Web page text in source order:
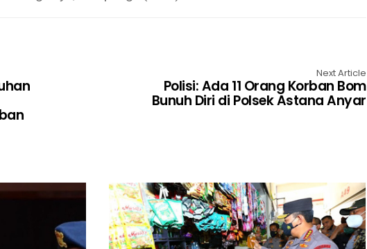
Next Article
Polisi: Ada 11 Orang Korban Bom
Bunuh Diri di Polsek Astana Anyar